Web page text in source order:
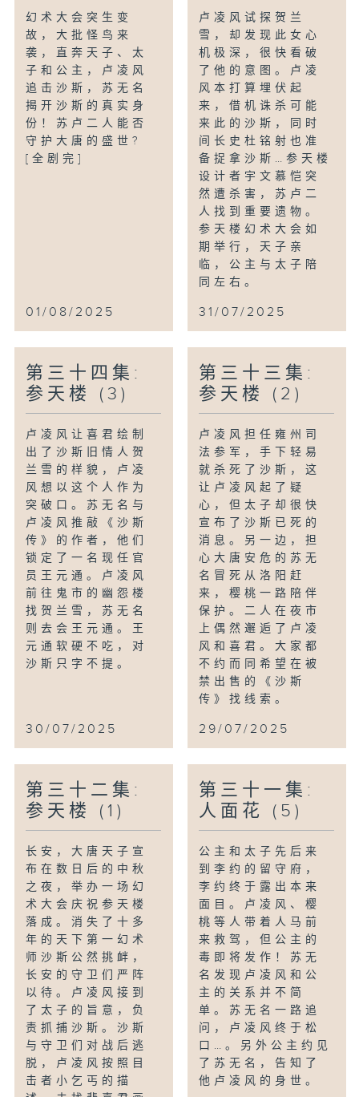
幻术大会突生变
故，大批怪鸟来
袭，直奔天子、太
子和公主，卢凌风
追击沙斯，苏无名
揭开沙斯的真实身
份！苏卢二人能否
守护大唐的盛世?
[全剧完]
01/08/2025
卢凌风试探贺兰
雪，却发现此女心
机极深，很快看破
了他的意图。卢凌
风本打算埋伏起
来，借机诛杀可能
来此的沙斯，同时
间长史杜铭射也准
备捉拿沙斯…参天楼
设计者宇文慕恺突
然遭杀害，苏卢二
人找到重要遗物。
参天楼幻术大会如
期举行，天子亲
临，公主与太子陪
同左右。
31/07/2025
第三十四集:
参天楼 (3)
卢凌风让喜君绘制
出了沙斯旧情人贺
兰雪的样貌，卢凌
风想以这个人作为
突破口。苏无名与
卢凌风推敲《沙斯
传》的作者，他们
锁定了一名现任官
员王元通。卢凌风
前往鬼市的幽怨楼
找贺兰雪，苏无名
则去会王元通。王
元通软硬不吃，对
沙斯只字不提。
30/07/2025
第三十三集:
参天楼 (2)
卢凌风担任雍州司
法参军，手下轻易
就杀死了沙斯，这
让卢凌风起了疑
心，但太子却很快
宣布了沙斯已死的
消息。另一边，担
心大唐安危的苏无
名冒死从洛阳赶
来，樱桃一路陪伴
保护。二人在夜市
上偶然邂逅了卢凌
风和喜君。大家都
不约而同希望在被
禁出售的《沙斯
传》找线索。
29/07/2025
第三十二集:
参天楼 (1)
长安，大唐天子宣
布在数日后的中秋
之夜，举办一场幻
术大会庆祝参天楼
落成。消失了十多
年的天下第一幻术
师沙斯公然挑衅，
长安的守卫们严阵
以待。卢凌风接到
了太子的旨意，负
责抓捕沙斯。沙斯
与守卫们对战后逃
脱，卢凌风按照目
击者小乞丐的描
第三十一集:
人面花 (5)
公主和太子先后来
到李约的留守府，
李约终于露出本来
面目。卢凌风、樱
桃等人带着人马前
来救驾，但公主的
毒即将发作！苏无
名发现卢凌风和公
主的关系并不简
单。苏无名一路追
问，卢凌风终于松
口…。另外公主约见
了苏无名，告知了
他卢凌风的身世。